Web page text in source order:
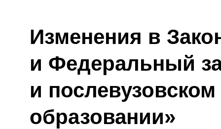
Изменения в
и Федеральный
и
образовании»